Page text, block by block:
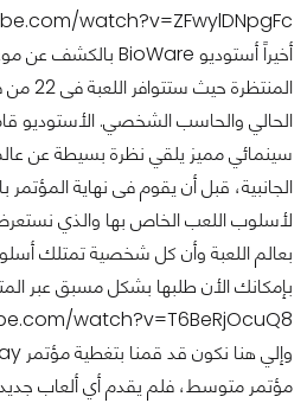
الحالي والحاسب الشخصي. الأستوديو
سينمائي مميز يلقي نظرة بسيطة عن
الجانبية، قبل أن يقوم فى نهاية
لأسلوب اللعب الخاص بها والذي
بعالم اللعبة وأن كل شخصية تمتلك
بإمكانك الأن طلبها بشكل مسبق عبر
watch?v=T6BeRjOcuQ8
مؤتمر متوسط، فلم يقدم أي ألعاب